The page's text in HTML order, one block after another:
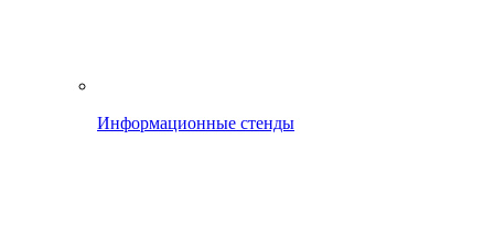
Информационные стенды